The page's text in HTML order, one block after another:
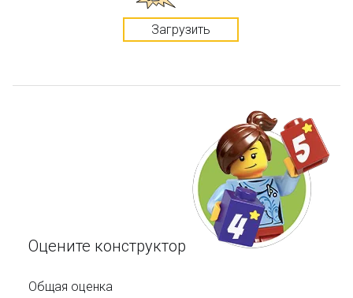
Загрузить
Оцените конструктор
Общая оценка